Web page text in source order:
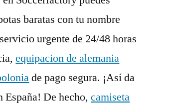
baratas con tu nombre
urgente de 24/48 horas
equipacion de alemania
de pago segura. ¡Así da
España! De hecho,camiseta